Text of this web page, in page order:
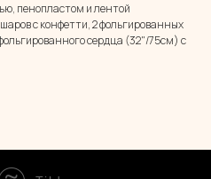
пенопластом и лентой
с конфетти, 2 фольгированных
сердца (32"/75см) с